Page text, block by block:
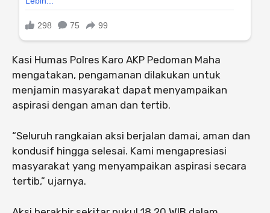
Kasi Humas Polres Karo AKP Pedoman Maha
mengatakan, pengamanan dilakukan untuk
menjamin masyarakat dapat menyampaikan
aspirasi dengan aman dan tertib.
“Seluruh rangkaian aksi berjalan damai, aman dan
kondusif hingga selesai. Kami mengapresiasi
masyarakat yang menyampaikan aspirasi secara
tertib,” ujarnya.